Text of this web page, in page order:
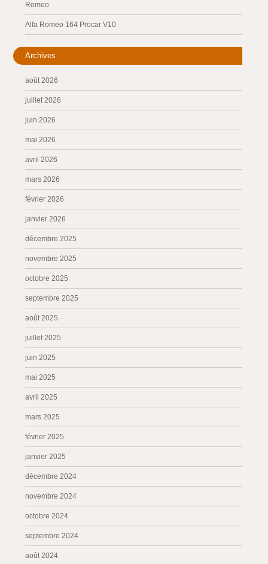
Romeo
Alfa Romeo 164 Procar V10
Archives
août 2026
juillet 2026
juin 2026
mai 2026
avril 2026
mars 2026
février 2026
janvier 2026
décembre 2025
novembre 2025
octobre 2025
septembre 2025
août 2025
juillet 2025
juin 2025
mai 2025
avril 2025
mars 2025
février 2025
janvier 2025
décembre 2024
novembre 2024
octobre 2024
septembre 2024
août 2024